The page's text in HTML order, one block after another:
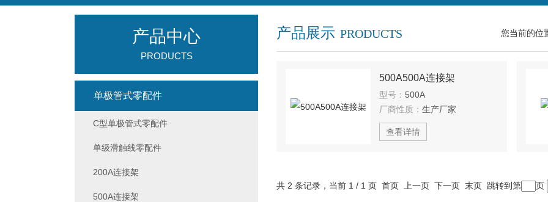
产品展示 PRODUCTS 您当前的位
500A500A连接架
型号： 500A
厂商性质： 生产厂家
查看详情
共 2 条记录，当前 1 / 1 页 首页 上一页 下一页 末页 跳转到第 页
产品中心
PRODUCTS
单极管式零配件
C型单极管式零配件
单级滑触线零配件
200A连接架
500A连接架